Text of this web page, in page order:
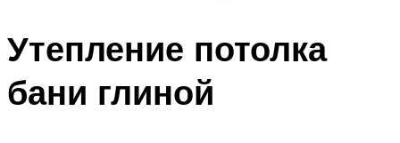
Утепление потолка
бани глиной